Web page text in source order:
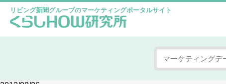
リビング新聞グループのマーケティングポータルサイト